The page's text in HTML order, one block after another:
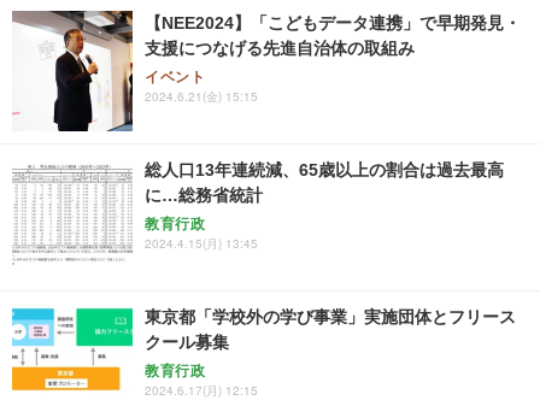
【NEE2024】「こどもデータ連携」で早期発見・
支援につなげる先進自治体の取組み
イベント
2024.6.21(金) 15:15
総人口13年連続減、65歳以上の割合は過去最高
に…総務省統計
教育行政
2024.4.15(月) 13:45
東京都「学校外の学び事業」実施団体とフリース
クール募集
教育行政
2024.6.17(月) 12:15